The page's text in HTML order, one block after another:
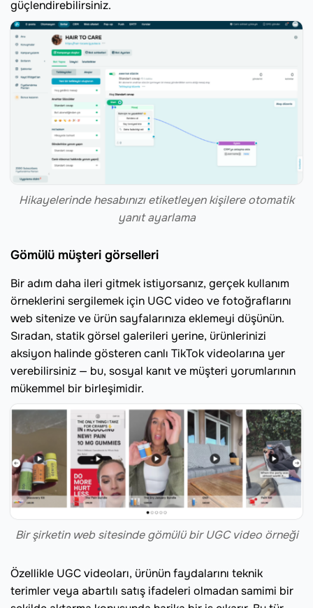
güçlendirebilirsiniz.
Hikayelerinde hesabınızı etiketleyen kişilere otomatik
yanıt ayarlama
Gömülü müşteri görselleri
Bir adım daha ileri gitmek istiyorsanız, gerçek kullanım
örneklerini sergilemek için UGC video ve fotoğraflarını
web sitenize ve ürün sayfalarınıza eklemeyi düşünün.
Sıradan, statik görsel galerileri yerine, ürünlerinizi
aksiyon halinde gösteren canlı TikTok videolarına yer
verebilirsiniz — bu, sosyal kanıt ve müşteri yorumlarının
mükemmel bir birleşimidir.
Bir şirketin web sitesinde gömülü bir UGC video örneği
Özellikle UGC videoları, ürünün faydalarını teknik
terimler veya abartılı satış ifadeleri olmadan samimi bir